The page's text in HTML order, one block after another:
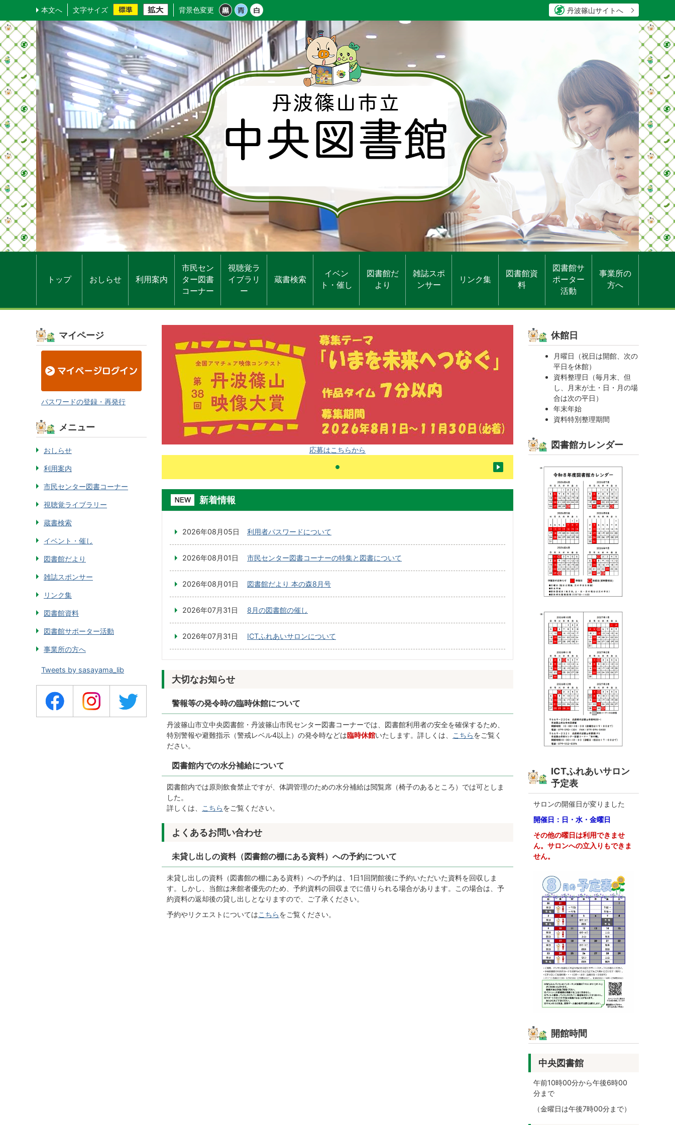
本文へ 文字サイズ 背景色変更 丹波篠山サイトへ
トップ おしらせ 利用案内
市民セン
ター図書
コーナー
視聴覚ラ
イブラリ
ー
蔵書検索
イベン
ト・催し
図書館だ
より
雑誌スポ
ンサー
リンク集
図書館資
料
図書館サ
ポーター
活動
事業所の
方へ
マイページ
パスワードの登録・再発行
メニュー
おしらせ
利用案内
市民センター図書コーナー
視聴覚ライブラリー
蔵書検索
イベント・催し
図書館だより
雑誌スポンサー
リンク集
図書館資料
図書館サポーター活動
事業所の方へ
Tweets by sasayama_lib
応募はこちらから
新着情報
2026年08月05日 利用者パスワードについて
2026年08月01日 市民センター図書コーナーの特集と図書について
2026年08月01日 図書館だより 本の森8月号
2026年07月31日 8月の図書館の催し
2026年07月31日 ICTふれあいサロンについて
大切なお知らせ
警報等の発令時の臨時休館について
丹波篠山市立中央図書館・丹波篠山市民センター図書コーナーでは、図書館利用者の安全を確保するため、
特別警報や避難指示（警戒レベル4以上）の発令時などは臨時休館いたします。詳しくは、 こちらをご覧く
ださい。
図書館内での水分補給について
図書館内では原則飲食禁止ですが、体調管理のための水分補給は閲覧席（椅子のあるところ）では可としま
した。
詳しくは、
こちらをご覧ください。
よくあるお問い合わせ
未貸し出しの資料（図書館の棚にある資料）への予約について
未貸し出しの資料（図書館の棚にある資料）への予約は、1日1回閉館後に予約いただいた資料を回収しま
す。しかし、当館は来館者優先のため、予約資料の回収までに借りられる場合があります。この場合は、予
約資料の返却後の貸し出しとなりますので、ご了承ください。
予約やリクエストについてはこちらをご覧ください。
休館日
月曜日（祝日は開館、次の
平日を休館）
資料整理日（毎月末、但
し、月末が土・日・月の場
合は次の平日）
年末年始
資料特別整理期間
図書館カレンダー
ICTふれあいサロン
予定表
サロンの開催日が変りました
開催日：日・水・金曜日
その他の曜日は利用できませ
ん。サロンへの立入りもできま
せん。
開館時間
中央図書館
午前10時00分から午後6時00
分まで
（金曜日は午後7時00分まで）